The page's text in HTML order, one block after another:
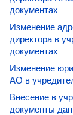
документах
Изменение
директора в
документах
Изменение
АО в
Внесение в
документы